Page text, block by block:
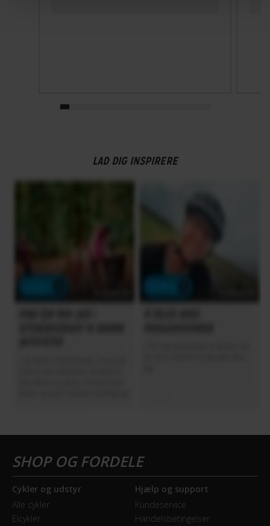
LAD DIG INSPIRERE
Cykler og udstyr
Alle cykler
Elcykler
Hjælp og support
Kundeservice
Handelsbetingelser